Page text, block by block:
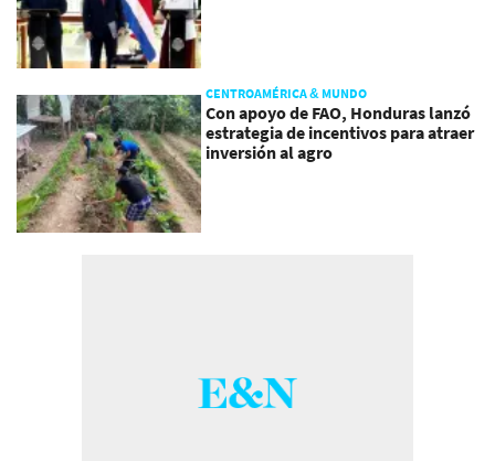
CENTROAMÉRICA & MUNDO
Con apoyo de FAO, Honduras lanzó
estrategia de incentivos para atraer
inversión al agro